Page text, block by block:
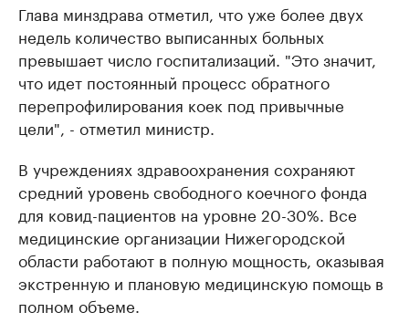
Глава минздрава отметил, что уже более двух
недель количество выписанных больных
превышает число госпитализаций. "Это значит,
что идет постоянный процесс обратного
перепрофилирования коек под привычные
цели", - отметил министр.
В учреждениях здравоохранения сохраняют
средний уровень свободного коечного фонда
для ковид-пациентов на уровне 20-30%. Все
медицинские организации Нижегородской
области работают в полную мощность, оказывая
экстренную и плановую медицинскую помощь в
полном объеме.